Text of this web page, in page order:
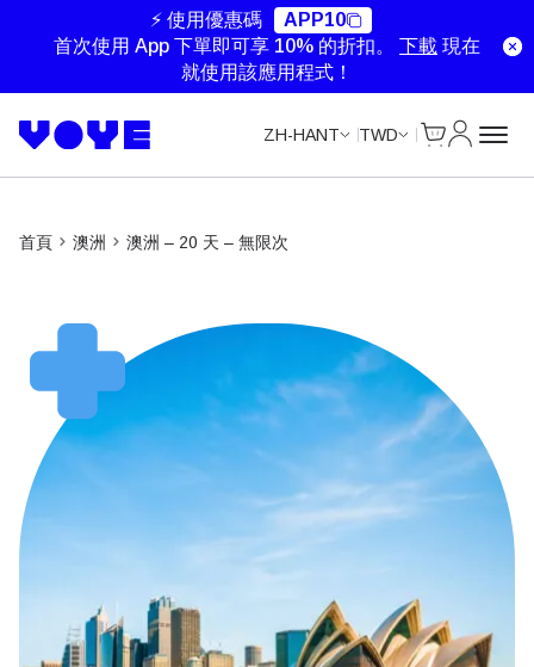
⚡ 使用優惠碼
APP10
首次使用 App 下單即可享 10% 的折扣。 下載 現在
就使用該應用程式！
ZH-HANT TWD
首頁 澳洲 澳洲 – 20 天 – 無限次